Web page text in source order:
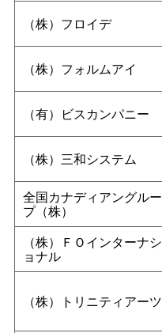
（株）フロイデ
（株）フォルムアイ
（有）ビスカンパニー
（株）三和システム
全国カナディアングルー
プ（株）
（株）ＦＯインターナシ
ョナル
（株）トリニティアーツ